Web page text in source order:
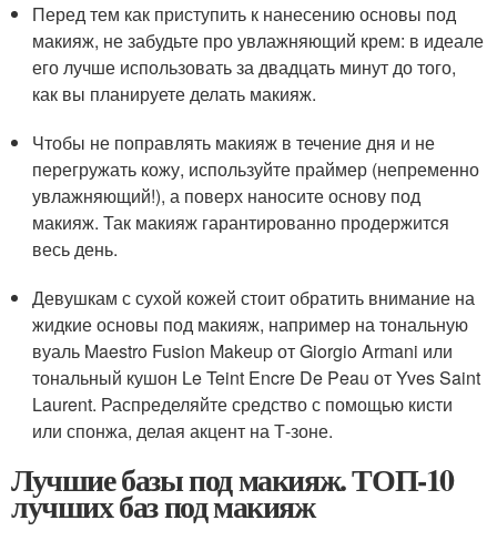
Перед тем как приступить к нанесению основы под
макияж, не забудьте про увлажняющий крем: в идеале
его лучше использовать за двадцать минут до того,
как вы планируете делать макияж.
Чтобы не поправлять макияж в течение дня и не
перегружать кожу, используйте праймер (непременно
увлажняющий!), а поверх наносите основу под
макияж. Так макияж гарантированно продержится
весь день.
Девушкам с сухой кожей стоит обратить внимание на
жидкие основы под макияж, например на тональную
вуаль Maestro Fusion Makeup от Giorgio Armani или
тональный кушон Le Teint Encre De Peau от Yves Saint
Laurent. Распределяйте средство с помощью кисти
или спонжа, делая акцент на Т-зоне.
Лучшие базы под макияж. ТОП-10
лучших баз под макияж